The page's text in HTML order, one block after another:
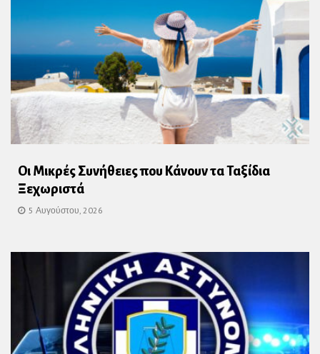
Οι Μικρές Συνήθειες που Κάνουν τα Ταξίδια
Ξεχωριστά
5 Αυγούστου, 2026